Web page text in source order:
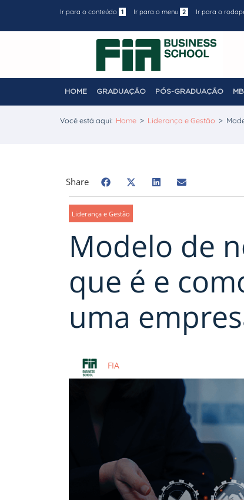
Ir para o conteúdo 1 Ir para o menu 2 Ir para o
HOME GRADUAÇÃO PÓS-GRADUAÇÃO
Você está aqui: Home > Liderança e Gestão >
Share
Liderança e Gestão
Modelo de
que é e
uma
FIA